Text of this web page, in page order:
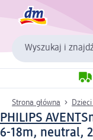
Wyszukaj i
Strona główna
PHILIPS AVENT
6-18m, neutral,